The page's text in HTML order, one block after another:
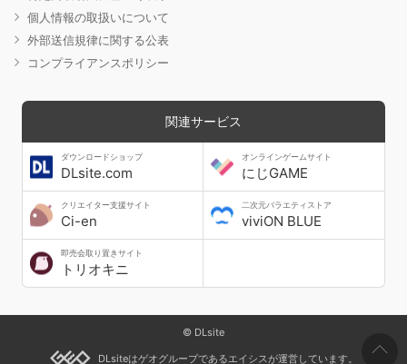
個人情報の取扱いについて
外部送信規律に関する公表
コンプライアンスポリシー
関連サービス
ダウンロードショップ
DLsite.com
オンラインゲームサイト
にじGAME
クリエイター支援サイト
Ci-en
二次元バラエティストア
viviON BLUE
即売会取り置きサイト
トリオキニ
© DLsite
DLsiteはゲオグループであるエイシスが運営しています。